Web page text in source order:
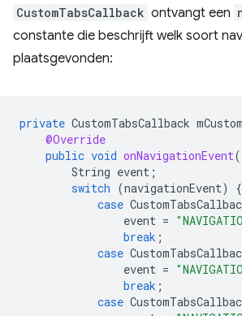
CustomTabsCallback ontvangt een
constante die beschrijft welk soort
plaatsgevonden:
private CustomTabsCallback
@Override
public void onNavigationEvent(
String event ;
switch (navigationEvent)
{
case
event =
break ;
case
event =
break ;
case